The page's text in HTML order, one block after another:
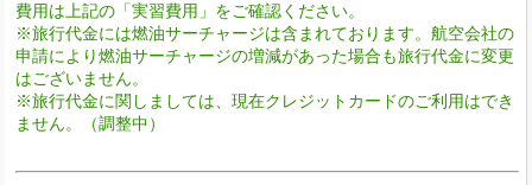
費用は上記の「実習費用」をご確認ください。
※旅行代金には燃油サーチャージは含まれております。航空会社の
申請により燃油サーチャージの増減があった場合も旅行代金に変更
はございません。
※旅行代金に関しましては、現在クレジットカードのご利用はでき
ません。（調整中）